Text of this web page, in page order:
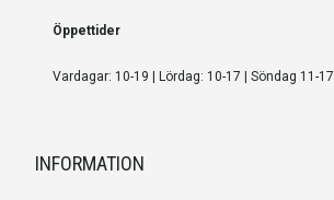
Öppettider
Vardagar: 10-19 | Lördag: 10-17 | Söndag 11-17
INFORMATION